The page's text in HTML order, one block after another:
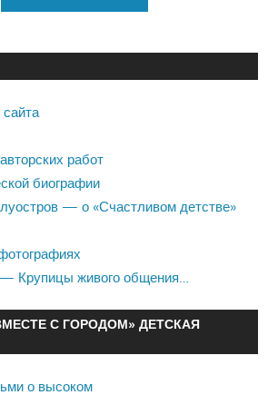
работ
биографии
— о «Счастливом детстве»
Крупицы живого общения…
С ГОРОДОМ» ДЕТСКАЯ
о высоком